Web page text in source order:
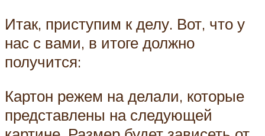
Итак, приступим к делу. Вот, что у
нас с вами, в итоге должно
получится:
Картон режем на делали, которые
представлены на следующей